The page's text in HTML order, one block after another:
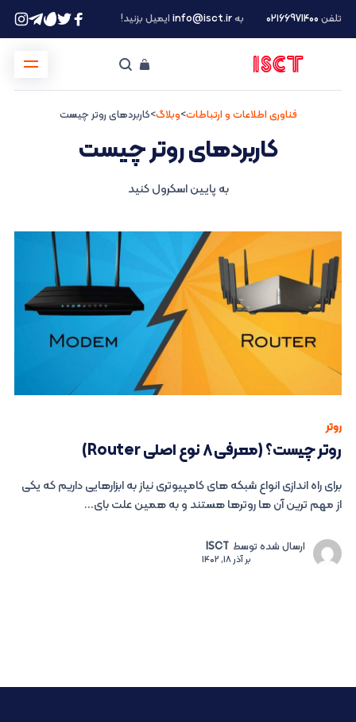
تلفن ۰۲۱66971400 بهinfo@isct.irایمیل بزنید!
فناوری اطلاعات و ارتباطات>وبلاگ>کاربردهای روتر چیست
کاربردهای روتر چیست
به پایین اسکرول کنید
روتر
روتر چیست؟ (معرفی ۸ نوع اصلی Router)
برای راه اندازی انواع شبکه های کامپیوتری نیاز به ابزارهایی داریم که یکی
از مهم ترین آن ها روترها هستند و به همین علت بای...
ارسال شده توسط ISCT
برآذر 18, 1402